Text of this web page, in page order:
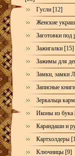
Гусли [12]
Женские
Заготовки под
Зажигалки [15]
Зажимы для
Замки, замки
Записные
Зеркальца
Иконы из бука
Карандаши и
Картхолдеры
Ключницы [9]